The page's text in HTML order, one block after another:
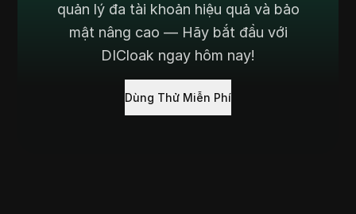
quản lý đa tài khoản hiệu quả và bảo
mật nâng cao — Hãy bắt đầu với
DICloak ngay hôm nay!
Dùng Thử Miễn Phí